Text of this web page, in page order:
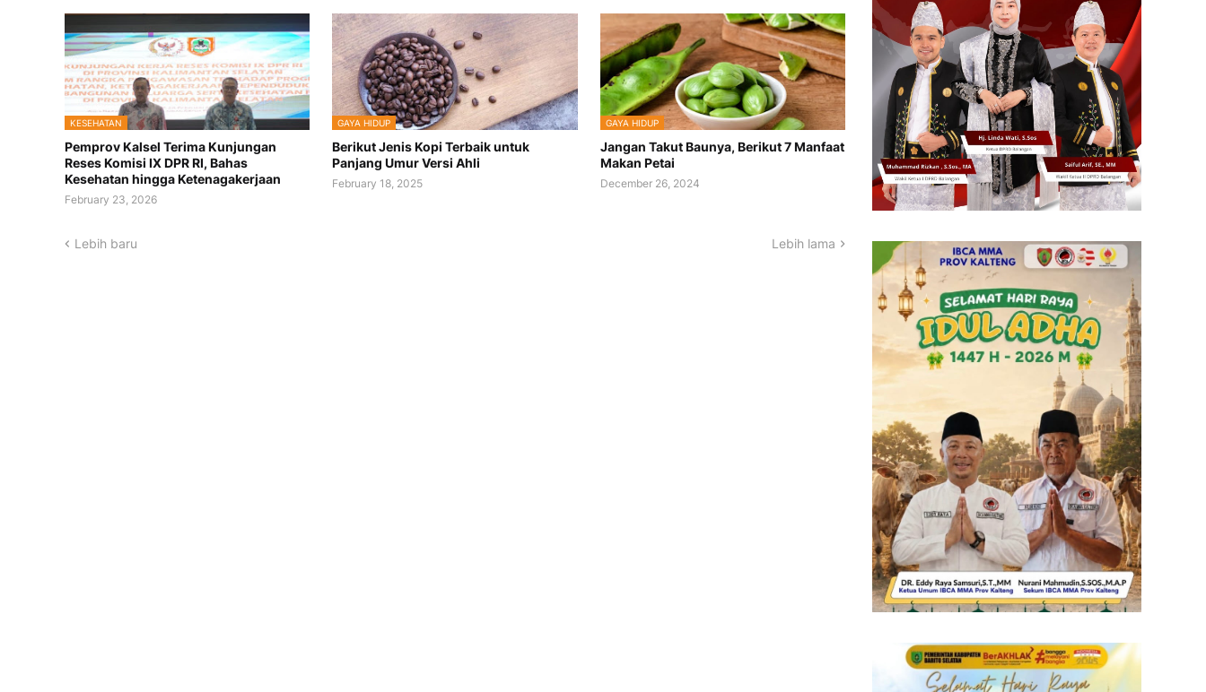
KESEHATAN
Pemprov Kalsel Terima Kunjungan
Reses Komisi IX DPR RI, Bahas
Kesehatan hingga Ketenagakerjaan
February 23, 2026
GAYA HIDUP
Berikut Jenis Kopi Terbaik untuk
Panjang Umur Versi Ahli
February 18, 2025
GAYA HIDUP
Jangan Takut Baunya, Berikut 7 Manfaat
Makan Petai
December 26, 2024
Lebih baru Lebih lama